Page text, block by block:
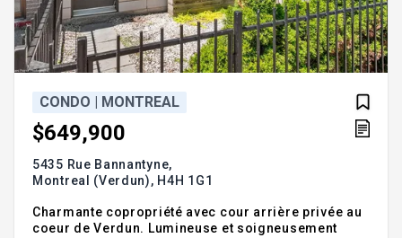
CONDO | MONTREAL
$649,900
5435 Rue Bannantyne,
Montreal (Verdun), H4H 1G1
Charmante copropriété avec cour arrière privée au
coeur de Verdun. Lumineuse et soigneusement